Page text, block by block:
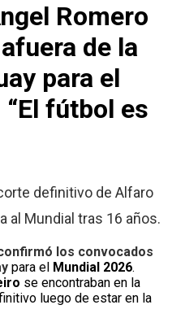
Romero
de la
para el
fútbol es
definitivo de Alfaro
al Mundial tras 16 años.
los convocados
para el Mundial 2026.
se encontraban en la
luego de estar en la